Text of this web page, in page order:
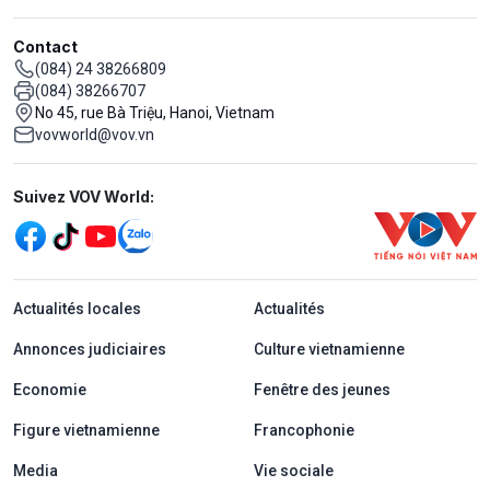
Contact
(084) 24 38266809
(084) 38266707
No 45, rue Bà Triệu, Hanoi, Vietnam
vovworld@vov.vn
Mạng xã hội
Suivez VOV World:
menu footer tiếng Pháp
Actualités locales Actualités
Annonces judiciaires Culture vietnamienne
Economie Fenêtre des jeunes
Figure vietnamienne Francophonie
Media Vie sociale